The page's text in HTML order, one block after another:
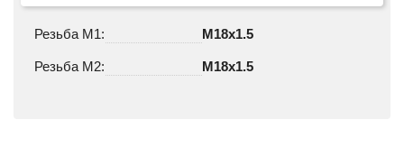
Резьба М1: M18х1.5
Резьба М2: M18х1.5